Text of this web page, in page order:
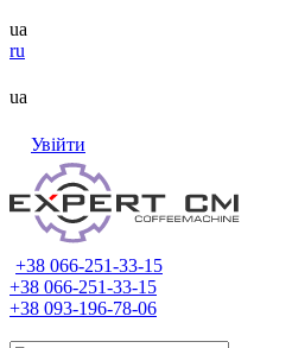
ua
ru
ua
Увійти
+38 066-251-33-15
+38 066-251-33-15
+38 093-196-78-06